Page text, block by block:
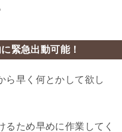
緊急出動可能！
ら早く何とかして欲し
るため早めに作業してく